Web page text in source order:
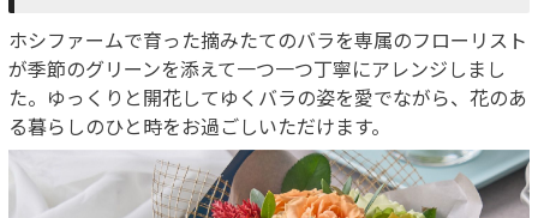
ホシファームで育った摘みたてのバラを専属のフローリスト
が季節のグリーンを添えて一つ一つ丁寧にアレンジしまし
た。ゆっくりと開花してゆくバラの姿を愛でながら、花のあ
る暮らしのひと時をお過ごしいただけます。